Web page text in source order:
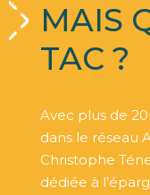
MAIS
TAC ?
Avec plus de 20
dans le réseau
Christophe
dédiée à